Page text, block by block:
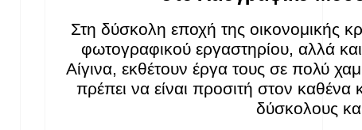
Στη δύσκολη εποχή της οικονομικής
φωτογραφικού εργαστηρίου, αλλά
Αίγινα, εκθέτουν έργα τους σε πολύ
πρέπει να είναι προσιτή στον καθένα
δύσκολους